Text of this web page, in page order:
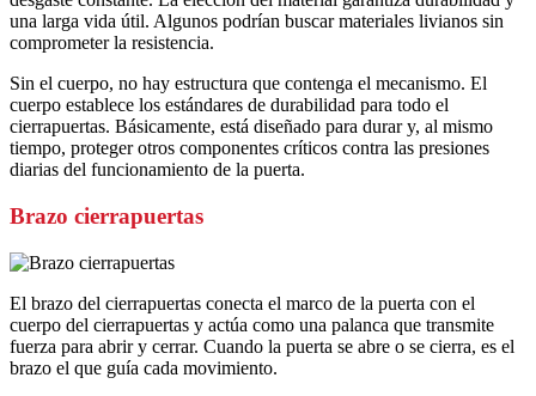
una larga vida útil. Algunos podrían buscar materiales livianos sin
comprometer la resistencia.
Sin el cuerpo, no hay estructura que contenga el mecanismo. El
cuerpo establece los estándares de durabilidad para todo el
cierrapuertas. Básicamente, está diseñado para durar y, al mismo
tiempo, proteger otros componentes críticos contra las presiones
diarias del funcionamiento de la puerta.
Brazo cierrapuertas
El brazo del cierrapuertas conecta el marco de la puerta con el
cuerpo del cierrapuertas y actúa como una palanca que transmite
fuerza para abrir y cerrar. Cuando la puerta se abre o se cierra, es el
brazo el que guía cada movimiento.